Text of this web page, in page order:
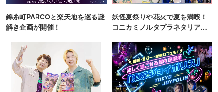
錦糸町PARCOと楽天地を巡る謎
解き企画が開催！
妖怪夏祭りや花火で夏を満喫！
コニカミノルタプラネタリア